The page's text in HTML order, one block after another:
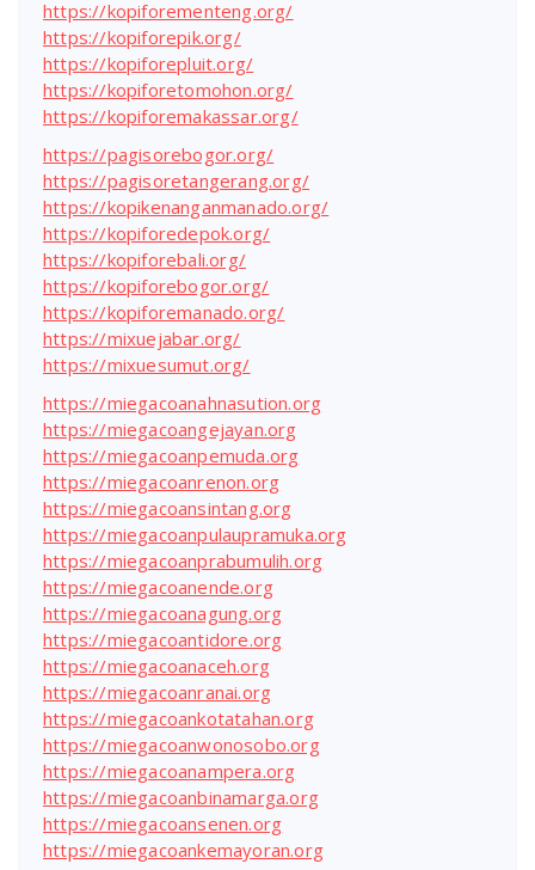
https://kopiforementeng.org/
https://kopiforepik.org/
https://kopiforepluit.org/
https://kopiforetomohon.org/
https://kopiforemakassar.org/
https://pagisorebogor.org/
https://pagisoretangerang.org/
https://kopikenanganmanado.org/
https://kopiforedepok.org/
https://kopiforebali.org/
https://kopiforebogor.org/
https://kopiforemanado.org/
https://mixuejabar.org/
https://mixuesumut.org/
https://miegacoanahnasution.org
https://miegacoangejayan.org
https://miegacoanpemuda.org
https://miegacoanrenon.org
https://miegacoansintang.org
https://miegacoanpulaupramuka.org
https://miegacoanprabumulih.org
https://miegacoanende.org
https://miegacoanagung.org
https://miegacoantidore.org
https://miegacoanaceh.org
https://miegacoanranai.org
https://miegacoankotatahan.org
https://miegacoanwonosobo.org
https://miegacoanampera.org
https://miegacoanbinamarga.org
https://miegacoansenen.org
https://miegacoankemayoran.org